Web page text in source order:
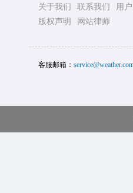
关于我们 联系我们
用
版权声明
网站律师
客服邮箱：